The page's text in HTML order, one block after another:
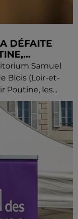
DÉFAITE
Samuel
Blois (Loir-et-
Poutine, les...